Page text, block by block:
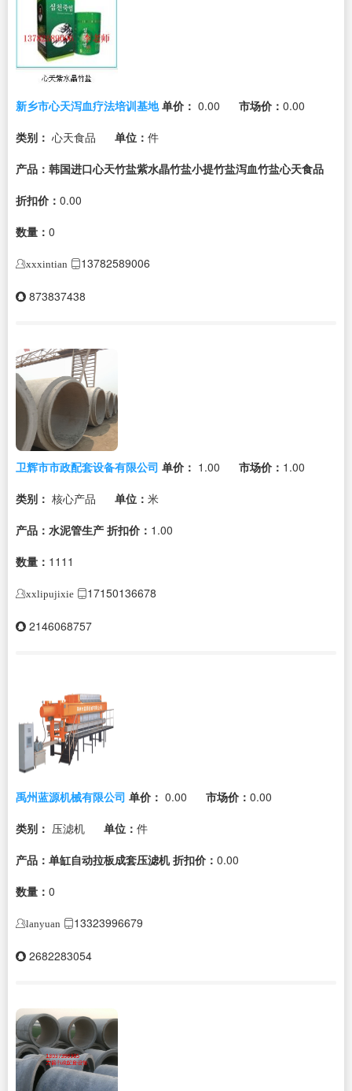
新乡市心天泻血疗法培训基地 单价： 0.00 市场价： 0.00
类别： 心天食品 单位： 件
产品：韩国进口心天竹盐紫水晶竹盐小提竹盐泻血竹盐心天食品
折扣价： 0.00
数量： 0
xxxintian 13782589006
873837438
卫辉市市政配套设备有限公司 单价： 1.00 市场价： 1.00
类别： 核心产品 单位： 米
产品：水泥管生产 折扣价： 1.00
数量： 1111
xxlipujixie 17150136678
2146068757
禹州蓝源机械有限公司 单价： 0.00 市场价： 0.00
类别： 压滤机 单位： 件
产品：单缸自动拉板成套压滤机 折扣价： 0.00
数量： 0
lanyuan 13323996679
2682283054